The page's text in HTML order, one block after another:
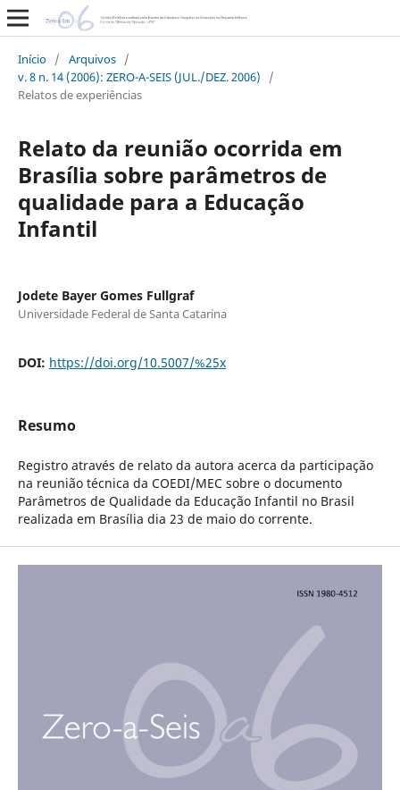
Início / Arquivos /
v. 8 n. 14 (2006): ZERO-A-SEIS (JUL./DEZ. 2006)
/
Relatos de experiências
Relato da reunião ocorrida em
Brasília sobre parâmetros de
qualidade para a Educação
Infantil
Jodete Bayer Gomes Fullgraf
Universidade Federal de Santa Catarina
DOI: https://doi.org/10.5007/%25x
Resumo
Registro através de relato da autora acerca da participação
na reunião técnica da COEDI/MEC sobre o documento
Parâmetros de Qualidade da Educação Infantil no Brasil
realizada em Brasília dia 23 de maio do corrente.